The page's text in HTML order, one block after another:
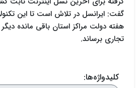
گفت: ایرانسل در تلاش است تا این
هفته دولت مراکز استان باقی مانده دیگر
تجاری برساند.
کلیدواژه‌ها: